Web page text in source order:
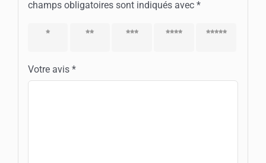
champs obligatoires sont indiqués avec *
1 étoile
2 étoiles
3 étoiles
4 étoiles
5 étoiles
Votre avis *